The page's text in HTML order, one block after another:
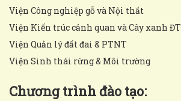
Viện Công nghiệp gỗ và Nội thất
Viện Kiến trúc cảnh quan và Cây xanh ĐT
Viện Quản lý đất đai & PTNT
Viện Sinh thái rừng & Môi trường
Chương trình đào tạo: